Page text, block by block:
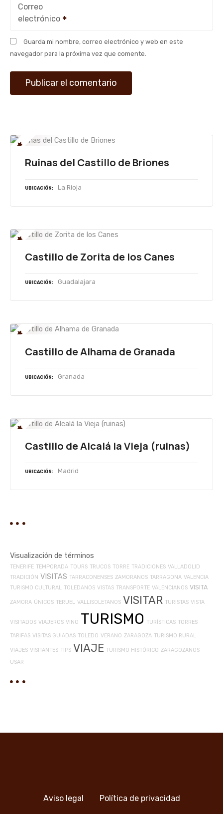
a
d
a
Correo
electrónico
Guarda mi nombre, correo electrónico y web en este
navegador para la próxima vez que comente.
Ruinas del Castillo de Briones
UBICACIÓN La Rioja
Castillo de Zorita de los Canes
UBICACIÓN Guadalajara
Castillo de Alhama de Granada
UBICACIÓN Granada
Castillo de Alcalá la Vieja (ruinas)
UBICACIÓN Madrid
Visualización de términos
TENERIFE TEMPORADA TOURS TRUCOS TORRE TRADICIONES VALLADOLID
TRADICIÓN VISITAS TARRACONENSES ZAMORANOS TARRAGONA VALENCIA
TURISMO CULTURAL TOLEDANOS VISTAS TRANSPORTE VALENCIANOS VISITA
ZAMORA ÚNICOS TERUEL VALLISOLETANOS VISITAR TURISTAS VISTA
VISITADOS VIAJEROS VINO TURISMO TURÍSTICAS TORRES
TARIFAS VISITAS GUIADAS TOLEDO VERANO ZARAGOZA TURISMO RURAL
VIAJES VISITANTES TIPS VIAJE TURISMO HISTÓRICO ZARAGOZANOS
USAR
Aviso legal Política de privacidad